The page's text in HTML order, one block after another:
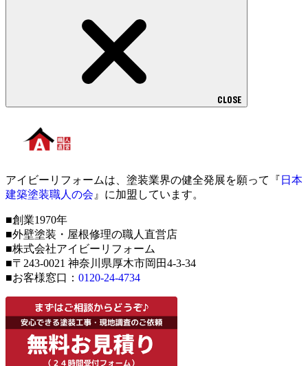
CLOSE
アイビーリフォームは、塗装業界の健全発展を願って『 日本
建築塗装職人の会 』に加盟しています。
■創業1970年
■外壁塗装・屋根修理の職人直営店
■株式会社アイビーリフォーム
■〒243-0021 神奈川県厚木市岡田4-3-34
■お客様窓口： 0120-24-4734